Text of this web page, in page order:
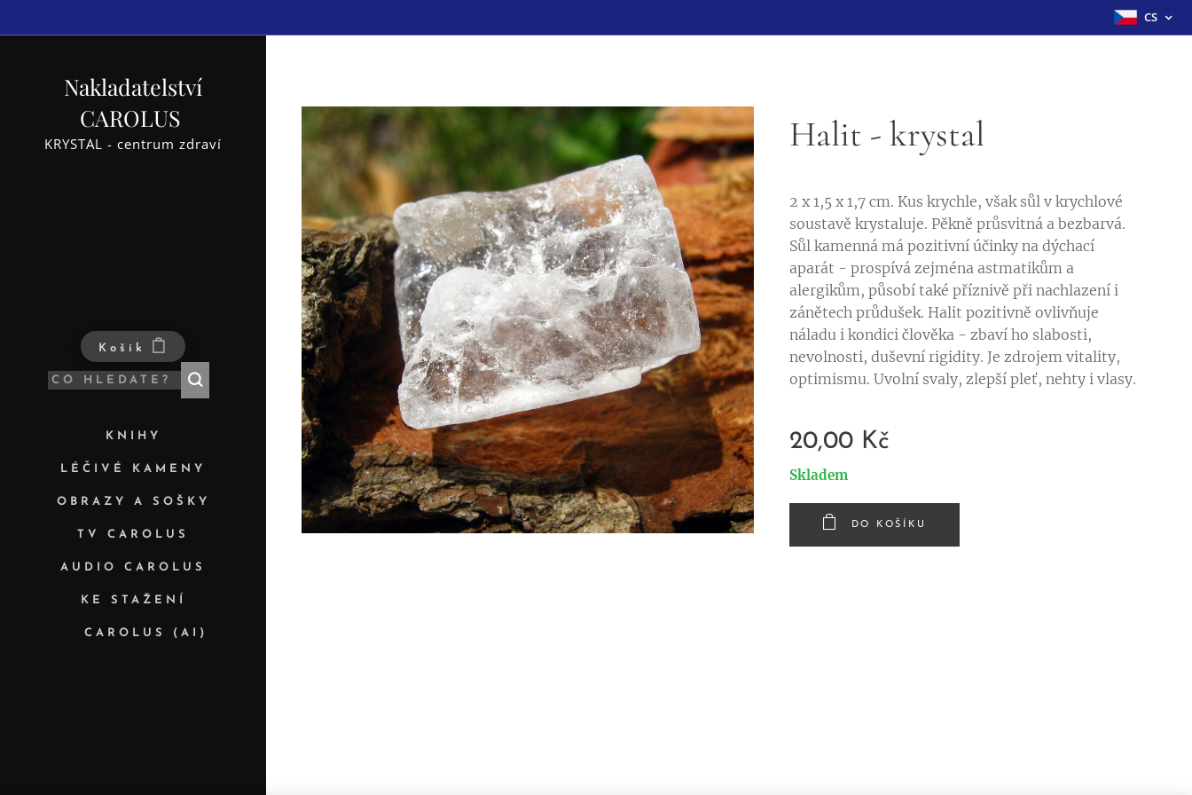
CS
Nakladatelství
CAROLUS
KRYSTAL - centrum zdraví
Košík
KNIHY
LÉČIVÉ KAMENY
OBRAZY A SOŠKY
TV CAROLUS
AUDIO CAROLUS
KE STAŽENÍ
✨ CAROLUS (AI)
Halit - krystal
2 x 1,5 x 1,7 cm. Kus krychle, však sůl v krychlové
soustavě krystaluje. Pěkně průsvitná a bezbarvá.
Sůl kamenná má pozitivní účinky na dýchací
aparát - prospívá zejména astmatikům a
alergikům, působí také příznivě při nachlazení i
zánětech průdušek. Halit pozitivně ovlivňuje
náladu i kondici člověka - zbaví ho slabosti,
nevolnosti, duševní rigidity. Je zdrojem vitality,
optimismu. Uvolní svaly, zlepší pleť, nehty i vlasy.
20,00 Kč
Skladem
DO KOŠÍKU